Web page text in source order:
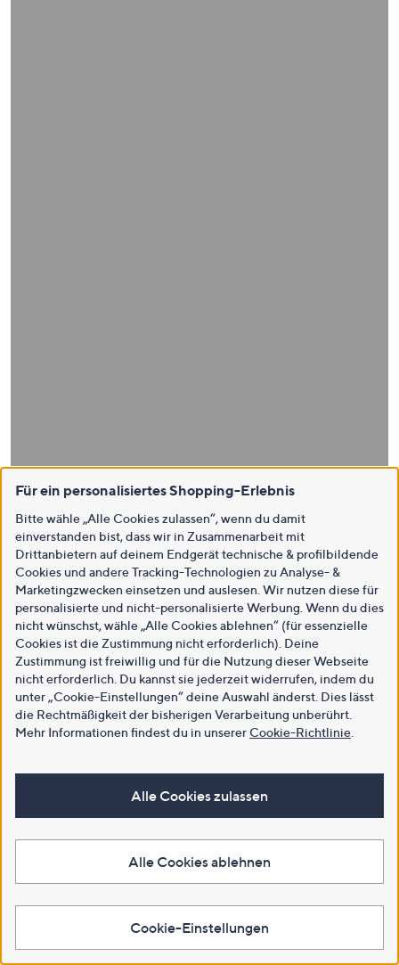
Für ein personalisiertes Shopping-Erlebnis
Bitte wähle „Alle Cookies zulassen“, wenn du damit
einverstanden bist, dass wir in Zusammenarbeit mit
Drittanbietern auf deinem Endgerät technische & profilbildende
Cookies und andere Tracking-Technologien zu Analyse- &
Marketingzwecken einsetzen und auslesen. Wir nutzen diese für
personalisierte und nicht-personalisierte Werbung. Wenn du dies
nicht wünschst, wähle „Alle Cookies ablehnen“ (für essenzielle
Cookies ist die Zustimmung nicht erforderlich). Deine
Zustimmung ist freiwillig und für die Nutzung dieser Webseite
nicht erforderlich. Du kannst sie jederzeit widerrufen, indem du
unter „Cookie-Einstellungen“ deine Auswahl änderst. Dies lässt
die Rechtmäßigkeit der bisherigen Verarbeitung unberührt.
Mehr Informationen findest du in unsererCookie-Richtlinie
Alle Cookies zulassen
Alle Cookies ablehnen
Cookie-Einstellungen